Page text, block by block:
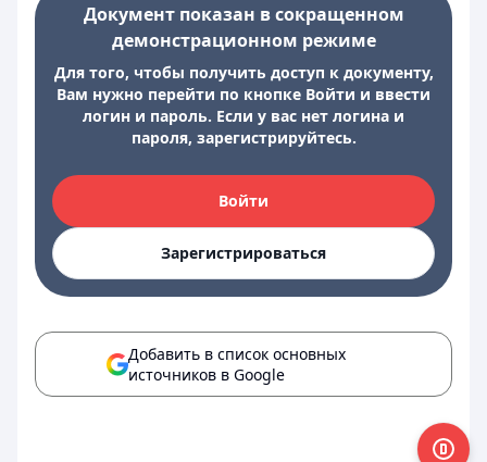
Документ показан в сокращенном
демонстрационном режиме
Для того, чтобы получить доступ к документу,
Вам нужно перейти по кнопке Войти и ввести
логин и пароль. Если у вас нет логина и
пароля, зарегистрируйтесь.
Войти
Зарегистрироваться
Добавить в список основных
источников в Google